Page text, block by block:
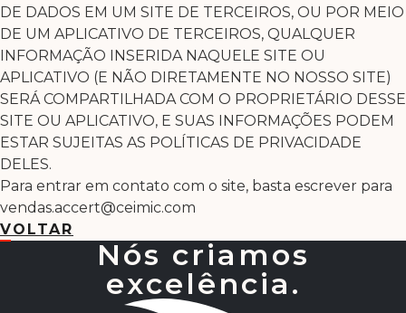
DE DADOS EM UM SITE DE TERCEIROS, OU POR MEIO
DE UM APLICATIVO DE TERCEIROS, QUALQUER
INFORMAÇÃO INSERIDA NAQUELE SITE OU
APLICATIVO (E NÃO DIRETAMENTE NO NOSSO SITE)
SERÁ COMPARTILHADA COM O PROPRIETÁRIO DESSE
SITE OU APLICATIVO, E SUAS INFORMAÇÕES PODEM
ESTAR SUJEITAS AS POLÍTICAS DE PRIVACIDADE
DELES.
Para entrar em contato com o site, basta escrever para
vendas.accert@ceimic.com
VOLTAR
Nós criamos
excelência.